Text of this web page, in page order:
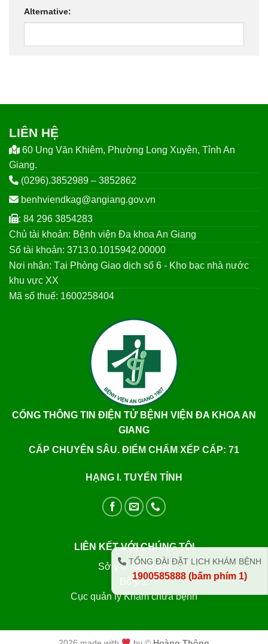
Alternative:
LIÊN HỆ
60 Ung Văn Khiêm, Phường Long Xuyên, Tỉnh An
Giang.
(0296).3852989 – 3852862
benhviendkag@angiang.gov.vn
: 84 296 3854283
Chủ tài khoản: Bệnh viện Đa khoa An Giang
Số tài khoản: 3713.0.1015942.00000
Nơi nhận: Tại Phòng Giao dịch số 6 - Kho bạc nhà nước
khu vực XX
Mã số thuế: 1600258404
CỔNG THÔNG TIN ĐIỆN TỬ BỆNH VIỆN ĐA KHOA AN
GIANG
CẤP CHUYÊN SÂU. ĐIỂM CHẤM XẾP CẤP: 71
HẠNG I. TUYẾN TỈNH
LIÊN KẾT VỚI CHÚNG TÔI
Sở y tế An Giang
Bộ y tế
Cục quản lý Khám chữa bệnh
TỔNG ĐÀI ĐẶT LỊCH KHÁM BỆNH
1900585888 (bấm phím 1)